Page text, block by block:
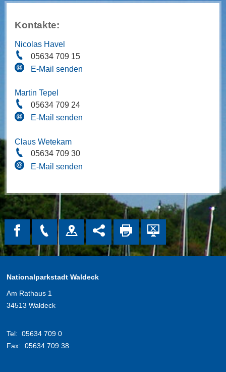
Kontakte:
Nicolas Havel
05634 709 15
E-Mail senden
Martin Tepel
05634 709 24
E-Mail senden
Claus Wetekam
05634 709 30
E-Mail senden
Nationalparkstadt Waldeck
Am Rathaus 1
34513 Waldeck
Tel: 05634 709 0
Fax: 05634 709 38